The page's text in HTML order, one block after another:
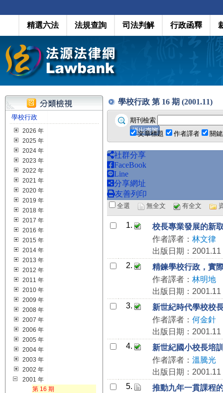
精選六法 法規查詢 司法判解 行政函釋
學校行政
2026 年
2025 年
2024 年
2023 年
2022 年
2021 年
2020 年
2019 年
2018 年
2017 年
2016 年
2015 年
2014 年
2013 年
2012 年
2011 年
2010 年
2009 年
2008 年
2007 年
2006 年
2005 年
2004 年
2003 年
2002 年
2001 年
第 16 期
學校行政 第 16 期 (2001.11)
期刊檢索
文章標題
作者譯者 關
社群分享
FaceBook
Line
分享網址
友善列印
全選 無全文 有全文
1.
校長專業發展的新
作者譯者： 林文律
出版日期：2001.11
2.
精鍊學校行政，實
作者譯者： 林明地
出版日期：2001.11
3.
新世紀時代學校校
作者譯者： 何金針
出版日期：2001.11
4.
新世紀國小校長培
作者譯者： 溫騰光
出版日期：2001.11
5.
推動九年一貫課程